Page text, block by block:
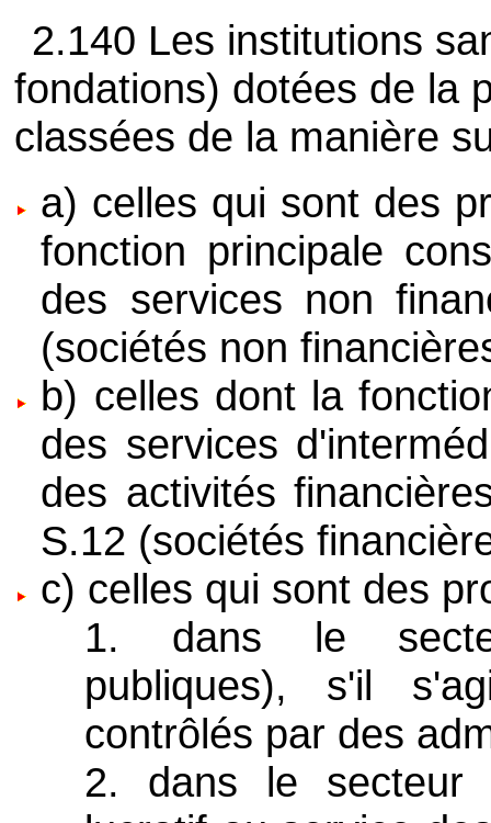
2.140 Les institutions
fondations) dotées de la
classées de la manière
a) celles qui sont des
fonction principale
des services non
(sociétés non
b) celles dont la
des services
des activités
S.12 (sociétés
c) celles qui sont des
1. dans le
publiques), s'il
contrôlés par des
2. dans le secteur